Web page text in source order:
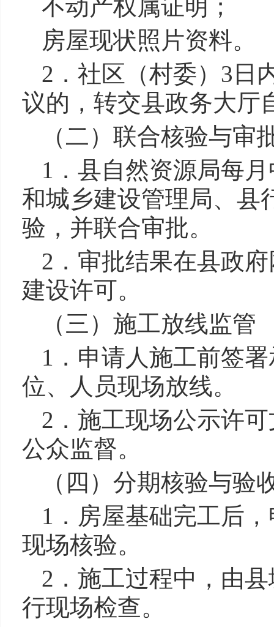
不动产权属证明；
房屋现状照片资料。
2．社区（村委）3日
议的，转交县政务大厅
（二）联合核验与审
1．县自然资源局每
和城乡建设管理局、县
验，并联合审批。
2．审批结果在县政
建设许可。
（三）施工放线监管
1．申请人施工前签
位、人员现场放线。
2．施工现场公示许
公众监督。
（四）分期核验与验
1．房屋基础完工后
现场核验。
2．施工过程中，由
行现场检查。